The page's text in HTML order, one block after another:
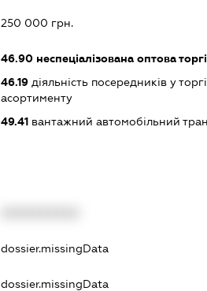
250 000 грн.
46.90 неспеціалізована оптова
46.19 діяльність посередників у
асортименту
49.41 вантажний автомобільний
dossier.missingData
dossier.missingData